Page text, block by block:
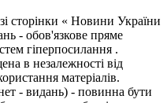
сторінки « Новини України
- обов'язкове пряме
гіперпосилання .
в незалежності від
матеріалів.
- видань) - повинна бути